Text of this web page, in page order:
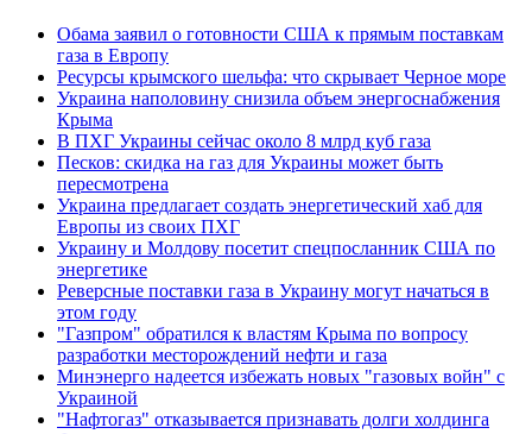
Обама заявил о готовности США к прямым поставкам
газа в Европу
Ресурсы крымского шельфа: что скрывает Черное море
Украина наполовину снизила объем энергоснабжения
Крыма
В ПХГ Украины сейчас около 8 млрд куб газа
Песков: скидка на газ для Украины может быть
пересмотрена
Украина предлагает создать энергетический хаб для
Европы из своих ПХГ
Украину и Молдову посетит спецпосланник США по
энергетике
Реверсные поставки газа в Украину могут начаться в
этом году
"Газпром" обратился к властям Крыма по вопросу
разработки месторождений нефти и газа
Минэнерго надеется избежать новых "газовых войн" с
Украиной
"Нафтогаз" отказывается признавать долги холдинга